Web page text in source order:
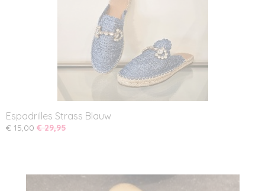
Espadrilles Strass Blauw
€ 15,00 € 29,95